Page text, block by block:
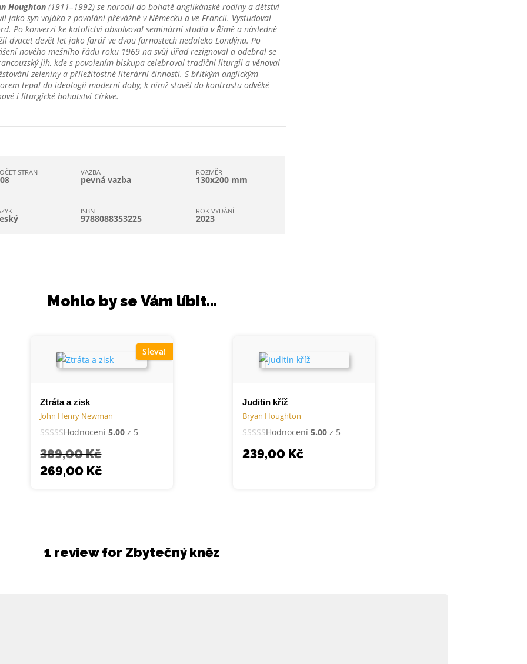
Houghton (1911–1992) se narodil do bohaté anglikánské rodiny a dětství
jako syn vojáka z povolání převážně v Německu a ve Francii. Vystudoval
Po konverzi ke katolictví absolvoval seminární studia v Římě a následně
dvacet devět let jako farář ve dvou farnostech nedaleko Londýna. Po
nového mešního řádu roku 1969 na svůj úřad rezignoval a odebral se
jih, kde s povolením biskupa celebroval tradiční liturgii a věnoval
zeleniny a příležitostné literární činnosti. S břitkým anglickým
tepal do ideologií moderní doby, k nimž stavěl do kontrastu odvěké
i liturgické bohatství Církve.
STRAN VAZBA
pevná vazba
ROZMĚR
130x200 mm
ISBN
9788088353225
ROK VYDÁNÍ
2023
Mohlo by se Vám líbit…
Sleva!
Ztráta a zisk
John Henry Newman
Hodnocení5.00 z 5
389,00Kč
269,00 Kč
Juditin kříž
Bryan Houghton
Hodnocení 5.00z 5
239,00 Kč
1 review for Zbytečný kněz